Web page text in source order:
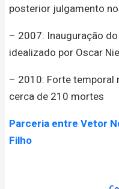
posterior julgamento
– 2007: Inauguração
idealizado por Oscar
– 2010: Forte temporal
cerca de 210 mortes
Parceria entre Vetor
Filho